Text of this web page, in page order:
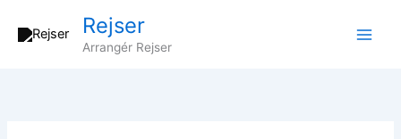
Rejser
Arrangér Rejser